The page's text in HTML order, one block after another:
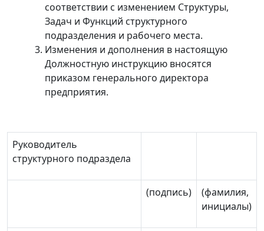
соответствии с изменением Структуры,
Задач и Функций структурного
подразделения и рабочего места.
Изменения и дополнения в настоящую
Должностную инструкцию вносятся
приказом генерального директора
предприятия.
Руководитель
структурного подраздела
(подпись)
(фамилия,
инициалы)